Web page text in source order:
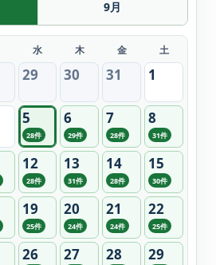
9月
水 木 金 土
29 30 31 1
5
28件
6
29件
7
28件
8
31件
12
28件
13
31件
14
28件
15
30件
19
25件
20
24件
21
24件
22
25件
26 27 28 29